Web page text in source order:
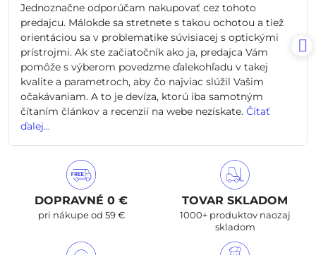
5
Jednoznačne odporúčam nakupovať cez tohoto
predajcu. Málokde sa stretnete s takou ochotou a tiež
orientáciou sa v problematike súvisiacej s optickými
prístrojmi. Ak ste začiatočník ako ja, predajca Vám
pomôže s výberom povedzme ďalekohľadu v takej
kvalite a parametroch, aby čo najviac slúžil Vašim
očakávaniam. A to je devíza, ktorú iba samotným
čítaním článkov a recenzií na webe nezískate. Čítať
ďalej...
DOPRAVNÉ 0 €
pri nákupe od 59 €
TOVAR SKLADOM
1000+ produktov naozaj
skladom